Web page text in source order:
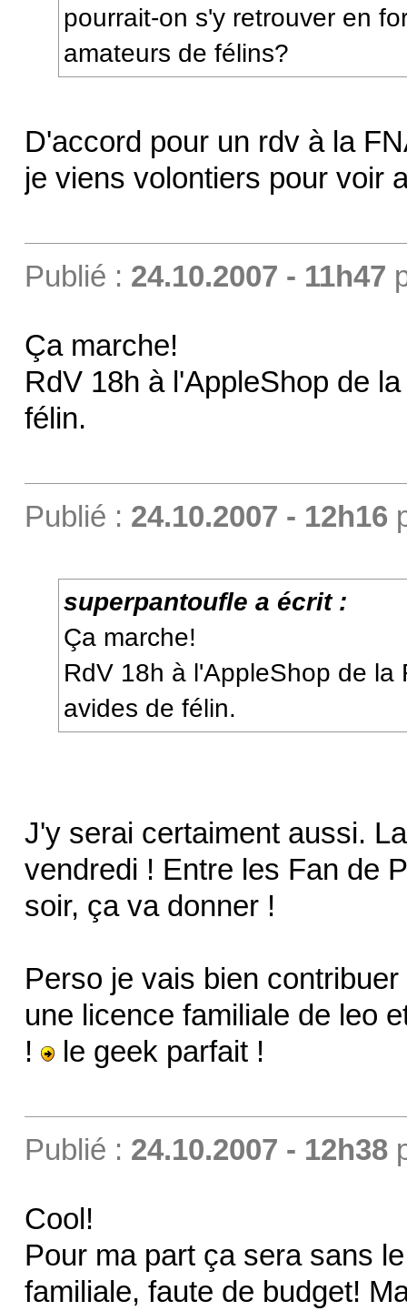
pourrait-on s'y retrouver en
amateurs de félins?
D'accord pour un rdv à la
je viens volontiers pour voir
Publié : 24.10.2007 - 11h47
Ça marche!
RdV 18h à l'AppleShop de
félin.
Publié : 24.10.2007 - 12h16
superpantoufle a écrit :
Ça marche!
RdV 18h à l'AppleShop de la
avides de félin.
J'y serai certaiment aussi.
vendredi ! Entre les Fan de
soir, ça va donner !
Perso je vais bien
une licence familiale de leo
!
le geek parfait !
Publié : 24.10.2007 - 12h38
Cool!
Pour ma part ça sera sans
familiale, faute de budget!